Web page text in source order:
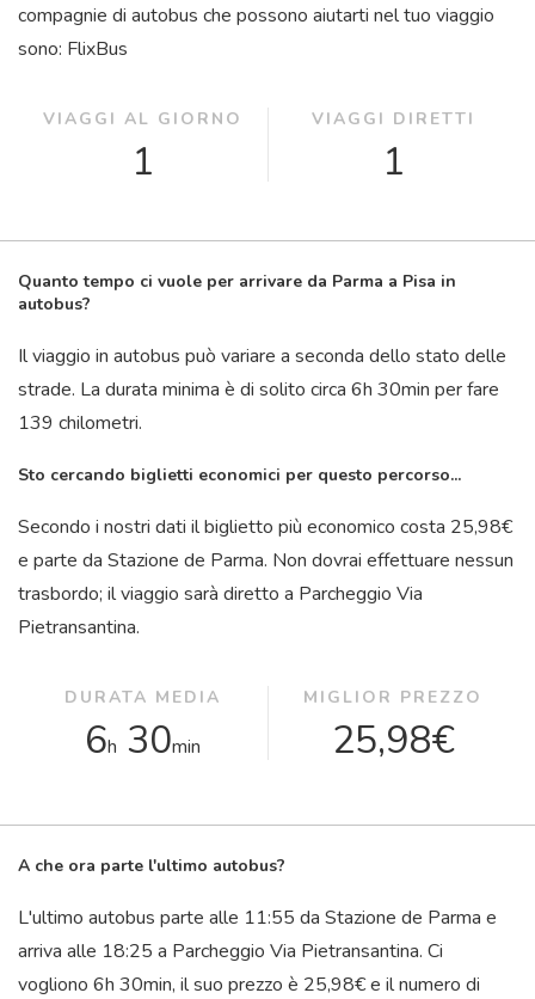
compagnie di autobus che possono aiutarti nel tuo viaggio
sono: FlixBus
VIAGGI AL GIORNO
1
VIAGGI DIRETTI
1
Quanto tempo ci vuole per arrivare da Parma a Pisa in
autobus?
Il viaggio in autobus può variare a seconda dello stato delle
strade. La durata minima è di solito circa 6h 30min per fare
139 chilometri.
Sto cercando biglietti economici per questo percorso...
Secondo i nostri dati il ​​biglietto più economico costa 25,98€
e parte da Stazione de Parma. Non dovrai effettuare nessun
trasbordo; il viaggio sarà diretto a Parcheggio Via
Pietransantina.
DURATA MEDIA
6h 30min
MIGLIOR PREZZO
25,98€
A che ora parte l'ultimo autobus?
L'ultimo autobus parte alle 11:55 da Stazione de Parma e
arriva alle 18:25 a Parcheggio Via Pietransantina. Ci
vogliono 6h 30min, il suo prezzo è 25,98€ e il numero di